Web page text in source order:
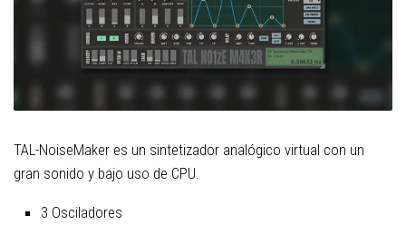
TAL-NoiseMaker es un sintetizador analógico virtual con un
gran sonido y bajo uso de CPU.
3 Osciladores